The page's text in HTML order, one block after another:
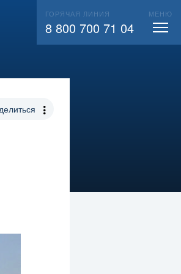
СЛЕСАРЯ
ГОРЯЧАЯ ЛИНИЯ
8 800 700 71 04
МЕНЮ